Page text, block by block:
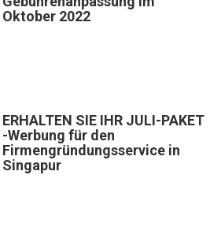
Oktober 2022
ERHALTEN SIE IHR JULI-PAKET
-Werbung für den
Firmengründungsservice in
Singapur